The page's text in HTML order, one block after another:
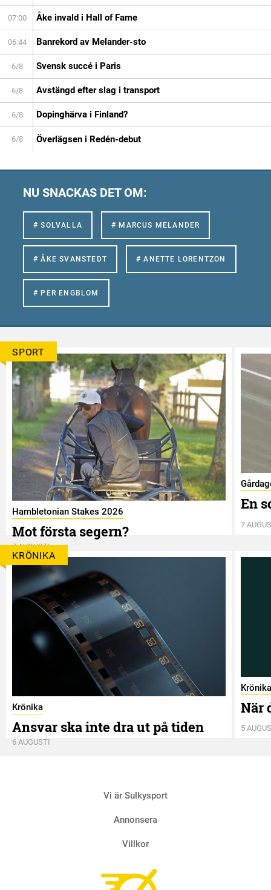
07:00 Åke invald i Hall of Fame
06:44 Banrekord av Melander-sto
6/8 Svensk succé i Paris
6/8 Avstängd efter slag i transport
6/8 Dopinghärva i Finland?
6/8 Överlägsen i Redén-debut
NU SNACKAS DET OM:
# SOLVALLA # MARCUS MELANDER
# ÅKE SVANSTEDT # ANETTE LORENTZON
# PER ENGBLOM
SPORT
Hambletonian Stakes 2026
Mot första segern?
7 AUGUSTI
En
7
KRÖNIKA
Krönika
Ansvar ska inte dra ut på tiden
6 AUGUSTI
Krönika
När
5
Vi är Sulkysport
Annonsera
Villkor